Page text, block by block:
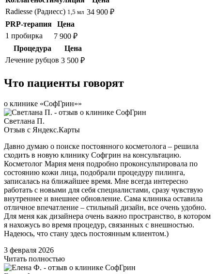
Radiesse (Радиесс) 1,5 мл 34 900 ₽
PRP-терапия
Цена
1 пробирка
7 900 ₽
Процедура
Цена
Лечение рубцов 3 500 ₽
Что пациенты говорят
о клинике «СофГрин»»
Светлана П.
Отзыв с Яндекс.Карты
Давно думаю о поиске постоянного косметолога – решила
сходить в новую клинику Софгрин на консультацию.
Косметолог Мария меня подробно проконсультировала по
состоянию кожи лица, подобрали процедуру пилинга,
записалась на ближайшее время. Мне всегда интересно
работать с новыми для себя специалистами, сразу чувствую
внутреннее и внешнее обновление. Сама клиника оставила
отличное впечатление – стильный дизайн, все очень удобно.
Для меня как дизайнера очень важно пространство, в котором
я нахожусь во время процедур, связанных с внешностью.
Надеюсь, что стану здесь постоянным клиентом.)
3 февраля 2026
Читать полностью